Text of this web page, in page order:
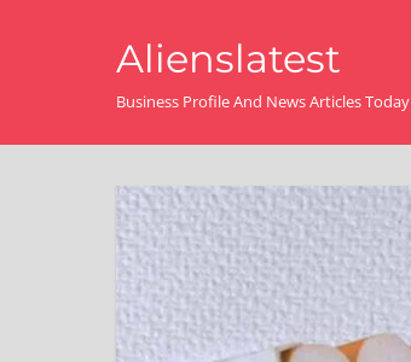
Alienslatest
Business Profile And News Articles Today